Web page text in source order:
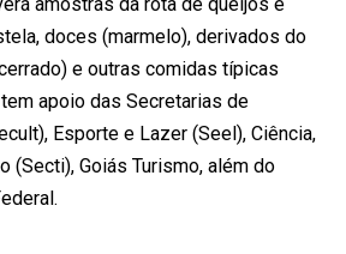
doces (marmelo), derivados do
e outras comidas típicas
apoio das Secretarias de
Esporte e Lazer (Seel), Ciência,
(Secti), Goiás Turismo, além do